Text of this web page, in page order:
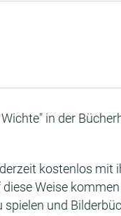
in der
kostenlos mit
Weise
spielen und